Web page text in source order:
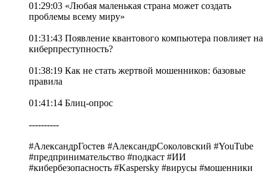
01:29:03 «Любая маленькая страна может создать
проблемы всему миру»
01:31:43 Появление квантового компьютера повлияет на
киберпреступность?
01:38:19 Как не стать жертвой мошенников: базовые
правила
01:41:14 Блиц-опрос
----------
#АлександрГостев #АлександрСоколовский #YouTube
#предпринимательство #подкаст #ИИ
#кибербезопасность #Kaspersky #вирусы #мошенники